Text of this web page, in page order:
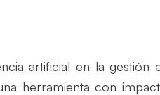
artificial en la
herramienta con